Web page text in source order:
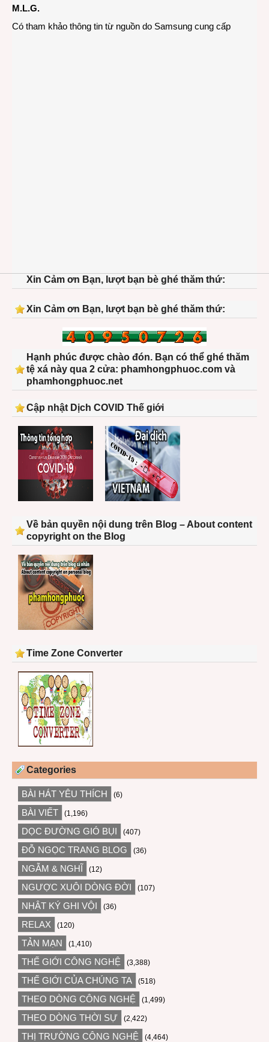
M.L.G.
Có tham khảo thông tin từ nguồn do Samsung cung cấp
Xin Cảm ơn Bạn, lượt bạn bè ghé thăm thứ:
Xin Cảm ơn Bạn, lượt bạn bè ghé thăm thứ:
Hạnh phúc được chào đón. Bạn có thể ghé thăm
tệ xá này qua 2 cửa: phamhongphuoc.com và
phamhongphuoc.net
Cập nhật Dịch COVID Thế giới
Về bản quyền nội dung trên Blog – About content
copyright on the Blog
Time Zone Converter
Categories
BÀI HÁT YÊU THÍCH (6)
BÀI VIẾT (1,196)
DỌC ĐƯỜNG GIÓ BỤI (407)
ĐỖ NGỌC TRANG BLOG (36)
NGẪM & NGHĨ (12)
NGƯỢC XUÔI DÒNG ĐỜI (107)
NHẬT KÝ GHI VỘI (36)
RELAX (120)
TẢN MẠN (1,410)
THẾ GIỚI CÔNG NGHỆ (3,388)
THẾ GIỚI CỦA CHÚNG TA (518)
THEO DÒNG CÔNG NGHỆ (1,499)
THEO DÒNG THỜI SỰ (2,422)
THỊ TRƯỜNG CÔNG NGHỆ (4,464)